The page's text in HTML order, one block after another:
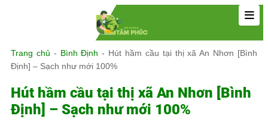
Trang chủ - Bình Định - Hút hầm cầu tại thị xã An Nhơn [Bình
Định] – Sạch như mới 100%
Hút hầm cầu tại thị xã An Nhơn [Bình
Định] – Sạch như mới 100%